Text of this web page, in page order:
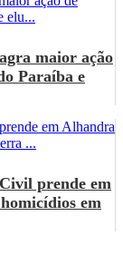
maior ação
Paraíba e
prende em
em